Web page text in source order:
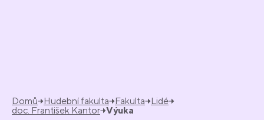
Domů Hudební fakulta Fakulta
Lidé
doc. František Kantor Výuka